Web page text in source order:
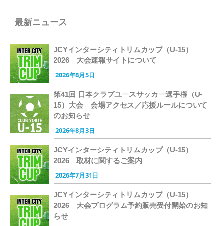
最新ニュース
JCYインターシティトリムカップ（U-15）
2026 大会速報サイトについて
2026年8月5日
第41回 日本クラブユースサッカー選手権（U-
15）大会 会場アクセス／応援ルールについて
のお知らせ
2026年8月3日
JCYインターシティトリムカップ（U-15）
2026 取材に関するご案内
2026年7月31日
JCYインターシティトリムカップ（U-15）
2026 大会プログラム予約販売受付開始のお知
らせ